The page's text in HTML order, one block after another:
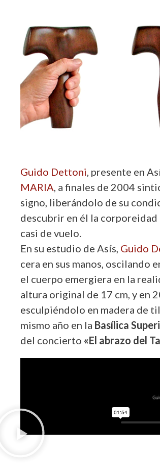
­­­­­­­­­­­­­­­­­­­­­­­­­­­­­­­­­­­­­­­Guido Dettoni , presente en
MARIA , a finales de 2004
signo, liberándolo de su
descubrir en él la
casi de vuelo.
En su estudio de Asís, Guido
cera en sus manos, oscilando
el cuerpo emergiera en la
altura original de 17 cm, y en
esculpiéndolo en madera de
mismo año en la Basílica
del concierto «El abrazo del